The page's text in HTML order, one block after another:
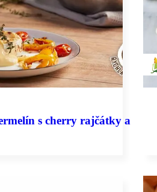
s cherry rajčátky a